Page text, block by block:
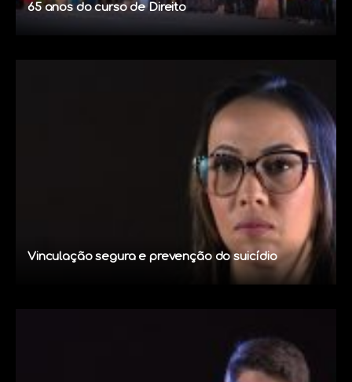
65 anos do curso de Direito
Vinculação segura e prevenção do suicídio